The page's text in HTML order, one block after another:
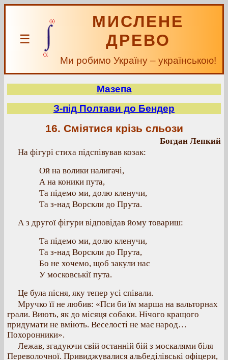
☰
МИСЛЕНЕ
ДРЕВО
Ми робимо Україну – українською!
Мазепа
З-під Полтави до Бендер
16. Сміятися крізь сльози
Богдан Лепкий
На фігурі стиха підспівував козак:
Ой на волики налигачі,
А на коники пута,
Та підемо ми, долю кленучи,
Та з-над Ворскли до Прута.
А з другої фігури відповідав йому товариш:
Та підемо ми, долю кленучи,
Та з-над Ворскли до Прута,
Бо не хочемо, щоб закули нас
У московськії пута.
Це була пісня, яку тепер усі співали.
Мручко її не любив: «Пси би їм марша на вальторнах
грали. Виють, як до місяця собаки. Нічого кращого
придумати не вміють. Веселості не має народ…
Похоронники».
Лежав, згадуючи свій останній бій з москалями біля
Переволочної. Привиджувалися альбеділівські офіцери,